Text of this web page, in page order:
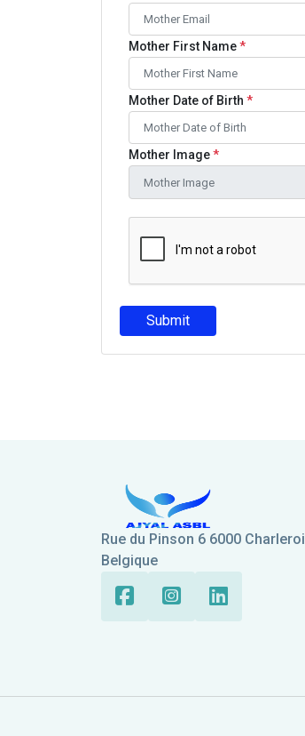
Mother First Name*
Mother Date of Birth *
Mother Image*
Rue du Pinson 6 6000 Charleroi
Belgique